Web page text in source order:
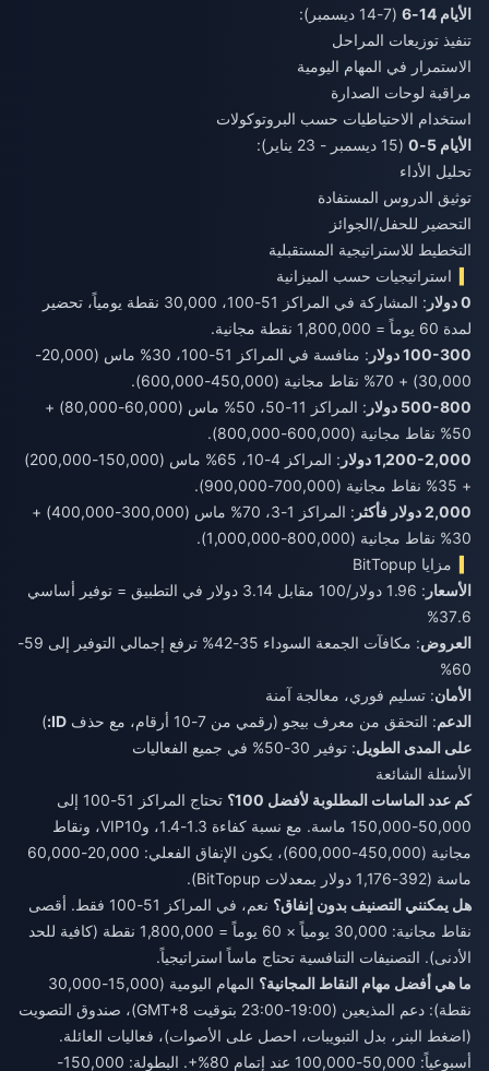
الأيام 14-6
(7-14 ديسمبر):
تنفيذ توزيعات المراحل
الاستمرار في المهام اليومية
مراقبة لوحات الصدارة
استخدام الاحتياطيات حسب البروتوكولات
الأيام 5-0
(15 ديسمبر - 23 يناير):
تحليل الأداء
توثيق الدروس المستفادة
التحضير للحفل/الجوائز
التخطيط للاستراتيجية المستقبلية
استراتيجيات حسب الميزانية
0 دولار
: المشاركة في المراكز 51-100، 30,000 نقطة يومياً، تحضير
لمدة 60 يوماً = 1,800,000 نقطة مجانية.
100-300 دولار
: منافسة في المراكز 51-100، 30% ماس (20,000-
30,000) + 70% نقاط مجانية (450,000-600,000).
500-800 دولار
: المراكز 11-50، 50% ماس (60,000-80,000) +
50% نقاط مجانية (600,000-800,000).
1,200-2,000 دولار
: المراكز 4-10، 65% ماس (150,000-200,000)
+ 35% نقاط مجانية (700,000-900,000).
2,000 دولار فأكثر
: المراكز 1-3، 70% ماس (300,000-400,000) +
30% نقاط مجانية (800,000-1,000,000).
مزايا BitTopup
الأسعار
: 1.96 دولار/100 مقابل 3.14 دولار في التطبيق = توفير أساسي
37.6%
العروض
: مكافآت الجمعة السوداء 35-42% ترفع إجمالي التوفير إلى 59-
60%
الأمان: تسليم فوري، معالجة آمنة
الدعم: التحقق من معرف بيجو (رقمي من 7-10 أرقام، مع حذف ID:
)
على المدى الطويل: توفير 30-50% في جميع الفعاليات
الأسئلة الشائعة
كم عدد الماسات المطلوبة لأفضل 100؟
تحتاج المراكز 51-100 إلى
50,000-150,000 ماسة. مع نسبة كفاءة 1.3-1.4، وVIP10، ونقاط
مجانية (450,000-600,000)، يكون الإنفاق الفعلي: 20,000-60,000
ماسة (392-1,176 دولار بمعدلات BitTopup).
هل يمكنني التصنيف بدون إنفاق؟
نعم، في المراكز 51-100 فقط. أقصى
نقاط مجانية: 30,000 يومياً × 60 يوماً = 1,800,000 نقطة (كافية للحد
الأدنى). التصنيفات التنافسية تحتاج ماساً استراتيجياً.
ما هي أفضل مهام النقاط المجانية؟
المهام اليومية (15,000-30,000
نقطة): دعم المذيعين (19:00-23:00 بتوقيت GMT+8)، صندوق التصويت
(اضغط البنر، بدل التبويبات، احصل على الأصوات)، فعاليات العائلة.
أسبوعياً: 50,000-100,000 عند إتمام 80%+. البطولة: 150,000-